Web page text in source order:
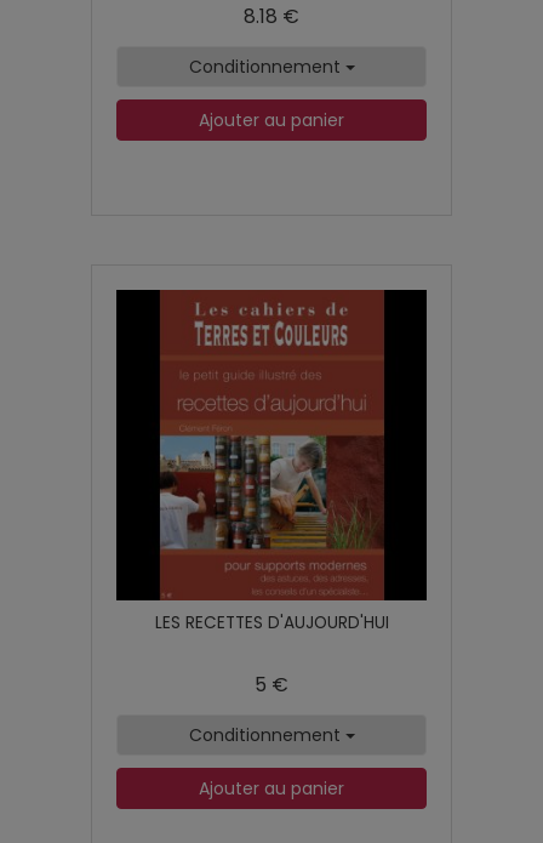
8.18 €
Conditionnement
Ajouter au panier
LES RECETTES D'AUJOURD'HUI
5 €
Conditionnement
Ajouter au panier